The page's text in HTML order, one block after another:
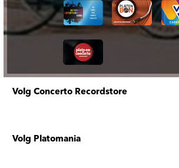
Volg Concerto Recordstore
Volg Platomania